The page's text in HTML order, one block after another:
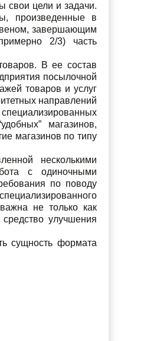
свои цели и задачи.
произведенные в
завершающим
2/3) часть
В ее состав
посылоч­ной
товаров и услуг
направлений
магазинов,
магазинов по типу
несколькими
с одиночными
по поводу
не только как
улучшения
сущность формата